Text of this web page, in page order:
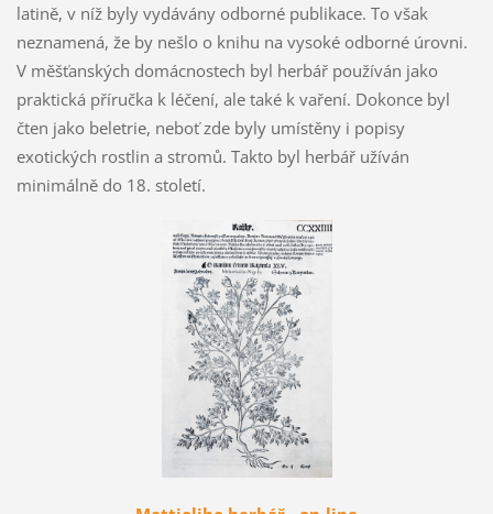
latině, v níž byly vydávány odborné publikace. To však
neznamená, že by nešlo o knihu na vysoké odborné úrovni.
V měšťanských domácnostech byl herbář používán jako
praktická příručka k léčení, ale také k vaření. Dokonce byl
čten jako beletrie, neboť zde byly umístěny i popisy
exotických rostlin a stromů. Takto byl herbář užíván
minimálně do 18. století.